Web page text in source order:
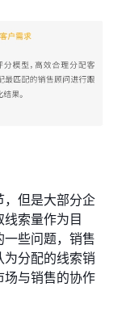
但是大部分企
索量作为目
些问题，销售
分配的线索销
与销售的协作